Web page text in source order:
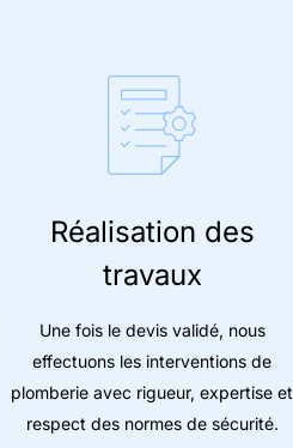
Réalisation des
travaux
Une fois le devis validé, nous
effectuons les interventions de
plomberie avec rigueur, expertise et
respect des normes de sécurité.